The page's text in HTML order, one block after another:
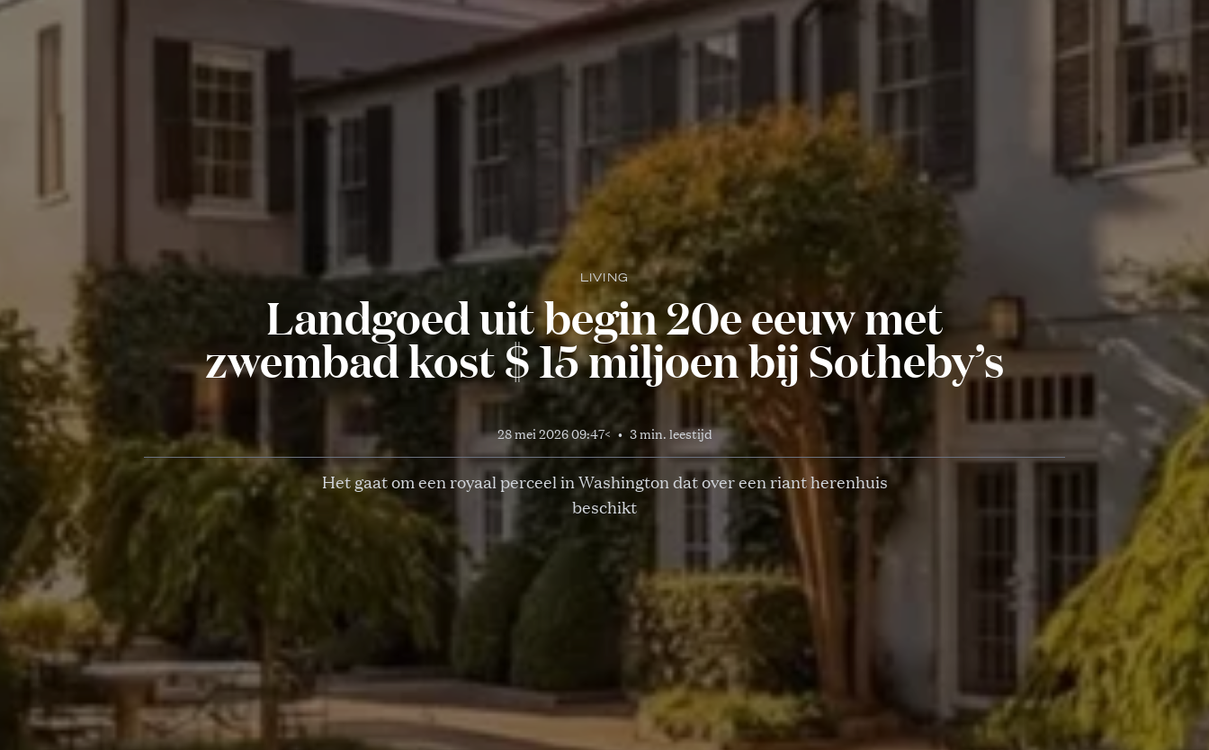
LIVING
Landgoed uit begin 20e eeuw met
zwembad kost $ 15 miljoen bij Sotheby’s
28 mei 2026 09:47< • 3 min. leestijd
Het gaat om een royaal perceel in Washington dat over een riant herenhuis
beschikt